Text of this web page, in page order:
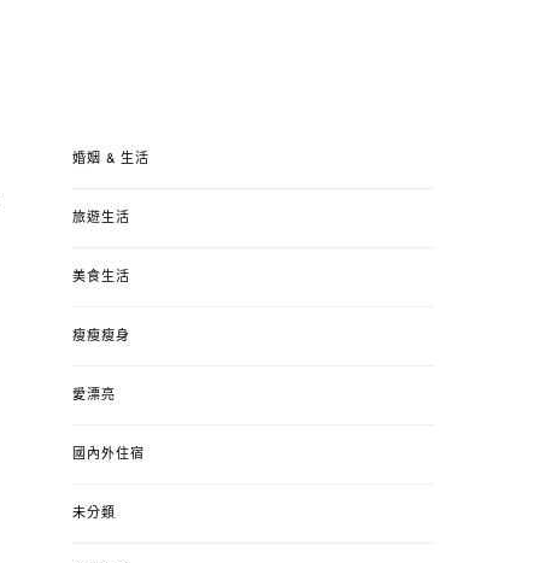
婚姻 & 生活
旅遊生活
美食生活
瘦瘦瘦身
愛漂亮
國內外住宿
未分類